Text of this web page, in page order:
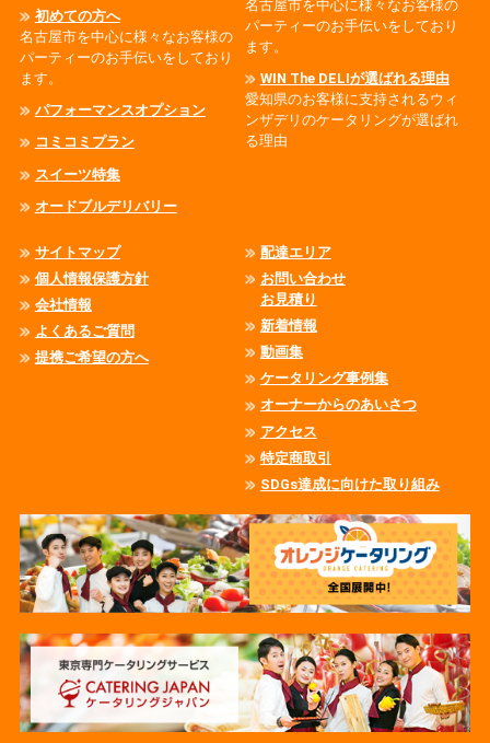
初めての方へ
名古屋市を中心に様々なお客様の
パーティーのお手伝いをしており
ます。
パフォーマンスオプション
コミコミプラン
スイーツ特集
オードブルデリバリー
名古屋市を中心に様々なお客様の
パーティーのお手伝いをしており
ます。
WIN The DELIが選ばれる理由
愛知県のお客様に支持されるウィ
ンザデリのケータリングが選ばれ
る理由
サイトマップ
個人情報保護方針
会社情報
よくあるご質問
提携ご希望の方へ
配達エリア
お問い合わせ
お見積り
新着情報
動画集
ケータリング事例集
オーナーからのあいさつ
アクセス
特定商取引
SDGs達成に向けた取り組み